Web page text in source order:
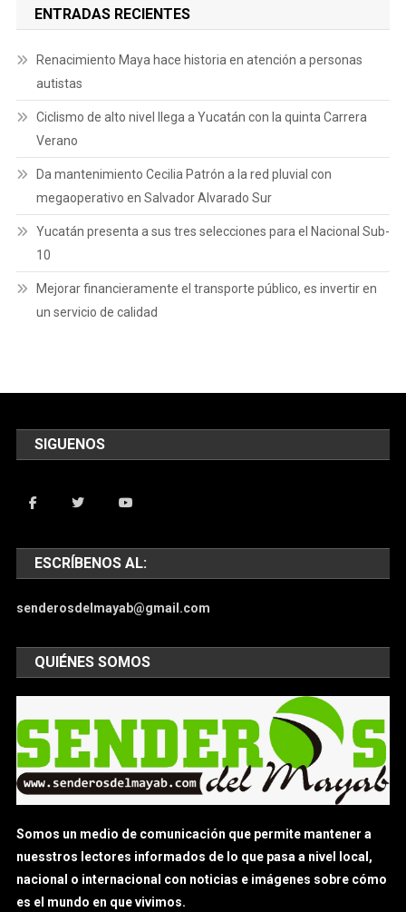
ENTRADAS RECIENTES
Renacimiento Maya hace historia en atención a personas
autistas
Ciclismo de alto nivel llega a Yucatán con la quinta Carrera
Verano
Da mantenimiento Cecilia Patrón a la red pluvial con
megaoperativo en Salvador Alvarado Sur
Yucatán presenta a sus tres selecciones para el Nacional Sub-
10
Mejorar financieramente el transporte público, es invertir en
un servicio de calidad
SIGUENOS
ESCRÍBENOS AL:
senderosdelmayab@gmail.com
QUIÉNES SOMOS
Somos un medio de comunicación que permite mantener a
nuesstros lectores informados de lo que pasa a nivel local,
nacional o internacional con noticias e imágenes sobre cómo
es el mundo en que vivimos.